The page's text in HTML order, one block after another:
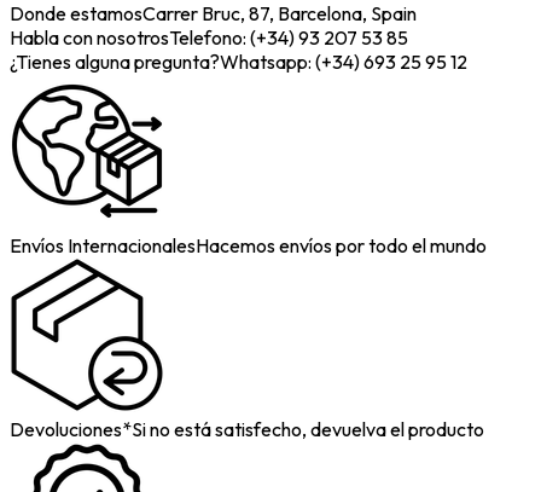
Donde estamosCarrer Bruc, 87, Barcelona, Spain
Habla con nosotrosTelefono: (+34) 93 207 53 85
¿Tienes alguna pregunta?Whatsapp: (+34) 693 25 95 12
Envíos InternacionalesHacemos envíos por todo el mundo
Devoluciones*Si no está satisfecho, devuelva el producto